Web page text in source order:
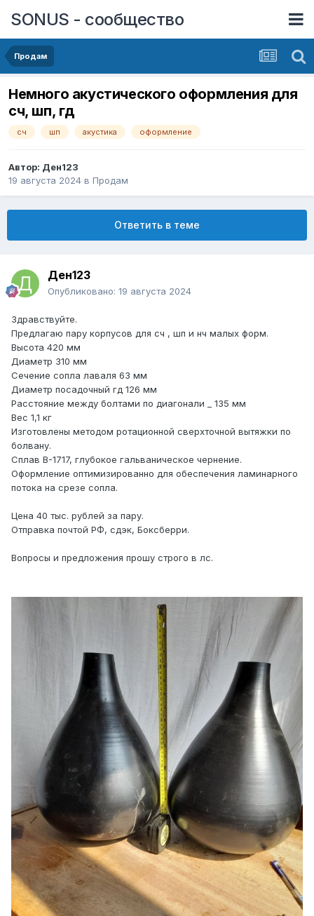
SONUS - сообщество
Продам
Немного акустического оформления для
сч, шп, гд
сч шп акустика оформление
Автор: Ден123
19 августа 2024 в Продам
Ответить в теме
Ден123
Опубликовано: 19 августа 2024
Здравствуйте.
Предлагаю пару корпусов для сч , шп и нч малых форм.
Высота 420 мм
Диаметр 310 мм
Сечение сопла лаваля 63 мм
Диаметр посадочный гд 126 мм
Расстояние между болтами по диагонали _ 135 мм
Вес 1,1 кг
Изготовлены методом ротационной сверхточной вытяжки по
болвану.
Сплав В-1717, глубокое гальваническое чернение.
Оформление оптимизированно для обеспечения ламинарного
потока на срезе сопла.
Цена 40 тыс. рублей за пару.
Отправка почтой РФ, сдэк, Боксберри.
Вопросы и предложения прошу строго в лс.